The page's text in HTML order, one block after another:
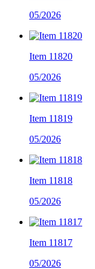
05/2026
Item 11820
05/2026
Item 11819
05/2026
Item 11818
05/2026
Item 11817
05/2026